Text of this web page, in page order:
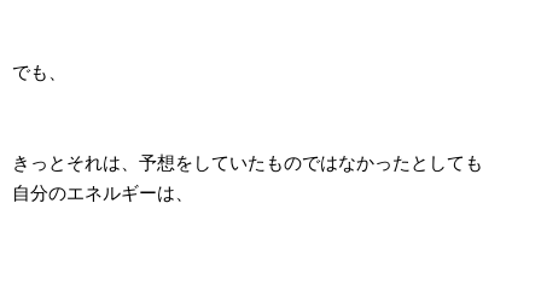
でも、
きっとそれは、予想をしていたものではなかったとしても
自分のエネルギーは、